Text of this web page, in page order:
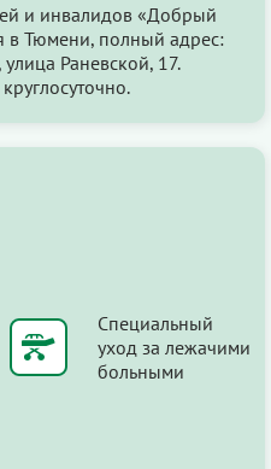
и инвалидов «Добрый
в Тюмени, полный адрес:
Раневской, 17.
Специальный
уход за лежачими
больными